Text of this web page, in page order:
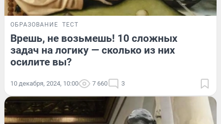
ОБРАЗОВАНИЕ ТЕСТ
Врешь, не возьмешь! 10 сложных
задач на логику — сколько из них
осилите вы?
10 декабря, 2024, 10:00 7 660 3